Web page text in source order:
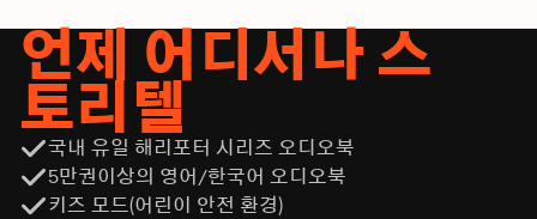
언제 어디서나 스
토리텔
국내 유일 해리포터 시리즈 오디오북
5만권이상의 영어/한국어 오디오북
키즈 모드(어린이 안전 환경)